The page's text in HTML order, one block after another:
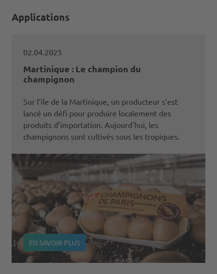
Applications
02.04.2025
Martinique : Le champion du
champignon
Sur l’île de la Martinique, un producteur s’est
lancé un défi pour produire localement des
produits d’importation. Aujourd'hui, les
champignons sont cultivés sous les tropiques.
EN SAVOIR PLUS